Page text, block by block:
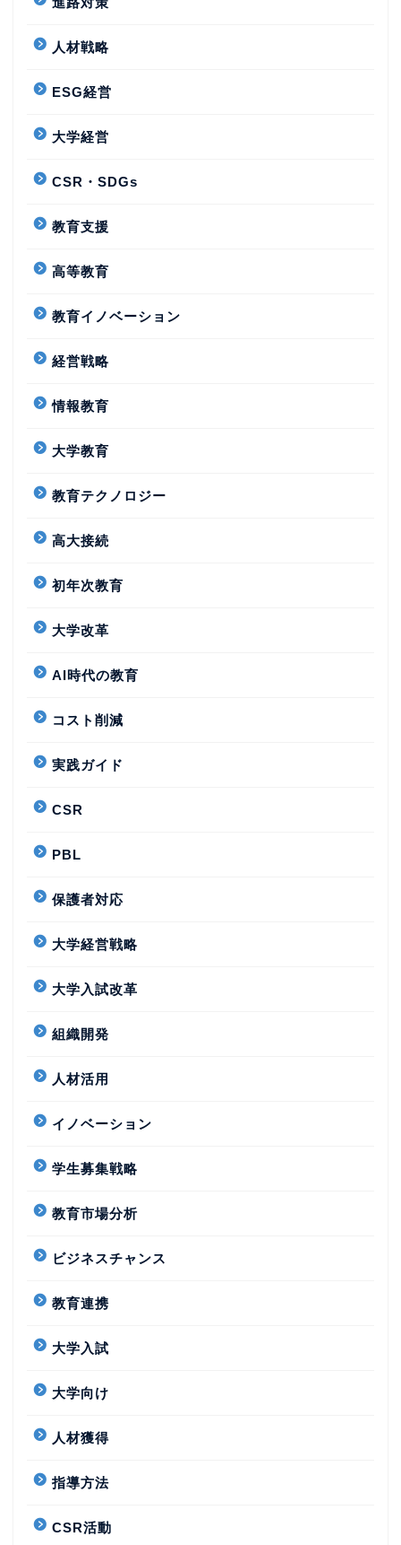
人材戦略
ESG経営
大学経営
CSR・SDGs
教育支援
高等教育
教育イノベーション
経営戦略
情報教育
大学教育
教育テクノロジー
高大接続
初年次教育
大学改革
AI時代の教育
コスト削減
実践ガイド
CSR
PBL
保護者対応
大学経営戦略
大学入試改革
組織開発
人材活用
イノベーション
学生募集戦略
教育市場分析
ビジネスチャンス
教育連携
大学入試
大学向け
人材獲得
指導方法
CSR活動